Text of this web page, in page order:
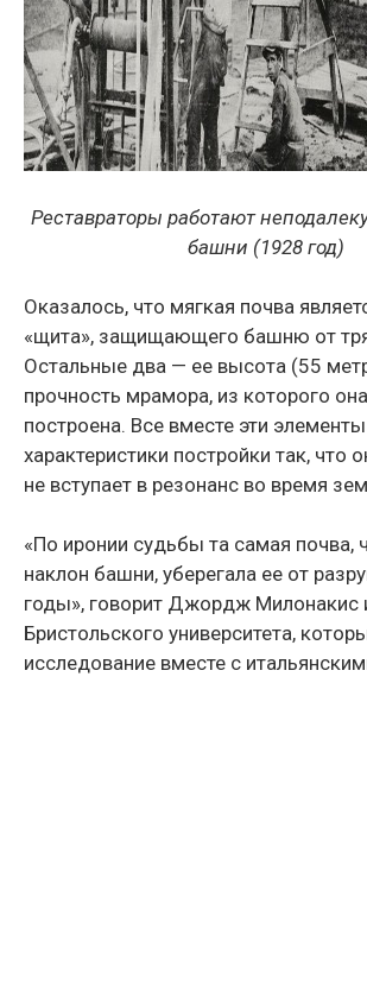
Реставраторы работают
башни (1928 год)
Оказалось, что мягкая почва
«щита», защищающего башню от
Остальные два — ее высота (55
прочность мрамора, из которого
построена. Все вместе эти
характеристики постройки так, что
не вступает в резонанс во время
«По иронии судьбы та самая почва,
наклон башни, уберегала ее от
годы», говорит Джордж Милонакис
Бристольского университета,
исследование вместе с